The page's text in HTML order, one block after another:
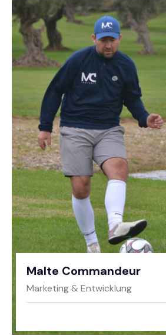
Malte Commandeur
Marketing & Entwicklung